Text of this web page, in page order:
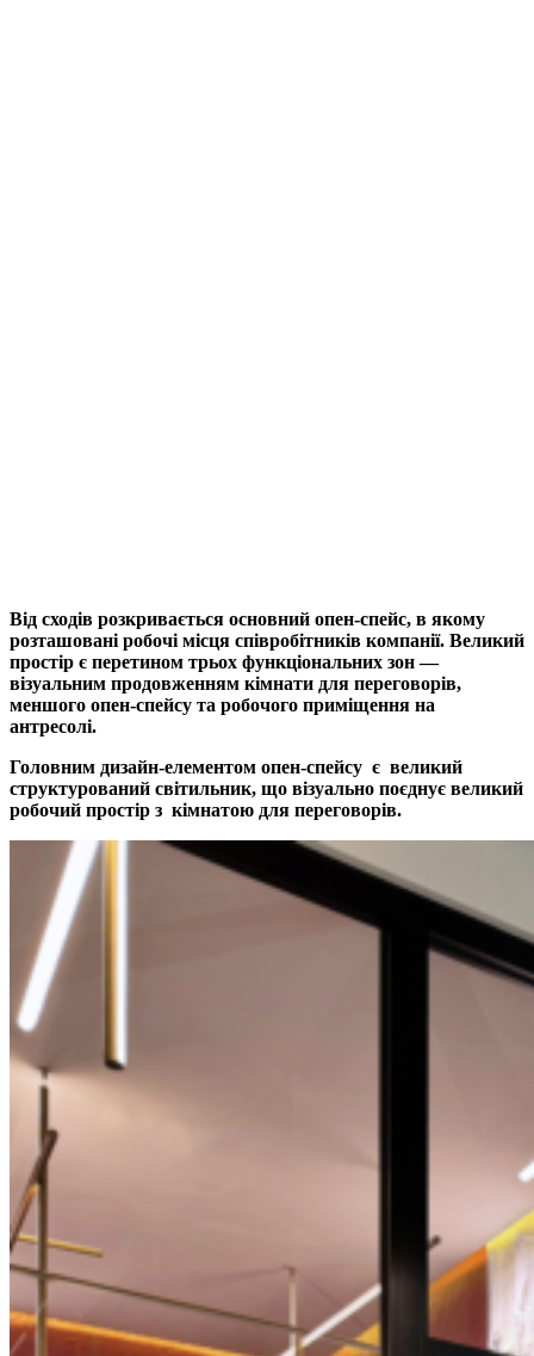
Від сходів розкривається основний опен-спейс, в якому
розташовані робочі місця співробітників компанії. Великий
простір є перетином трьох функціональних зон —
візуальним продовженням кімнати для переговорів,
меншого опен-спейсу та робочого приміщення на
антресолі.
Головним дизайн-елементом опен-спейсу є великий
структурований світильник, що візуально поєднує великий
робочий простір з кімнатою для переговорів.